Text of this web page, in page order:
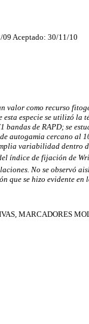
Aceptado: 30/11/10
valor como recurso
especie se utilizó la
de RAPD; se
autogamia cercano al
variabilidad dentro
índice de fijación de
No se observó
que se hizo evidente en
MARCADORES